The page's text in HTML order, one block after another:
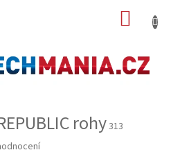
rohy313